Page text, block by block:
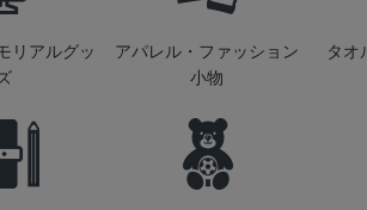
リアルグッ
アパレル・ファッション
小物
タオ